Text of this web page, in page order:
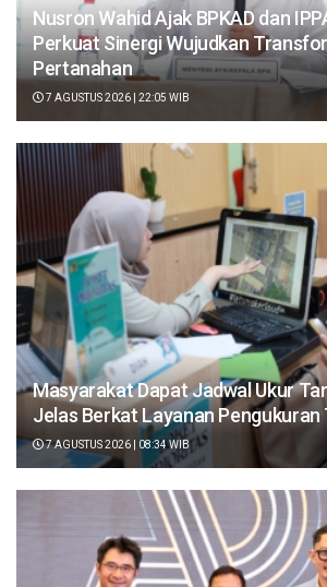
Nusron Wahid Ajak BPKAD dan
Perkuat Sinergi Wujudkan
Pertanahan
7 AGUSTUS 2026 | 22:05 WIB
Masyarakat Dapat Jadwal Ukur
Jelas Berkat Layanan Pengukuran
7 AGUSTUS 2026 | 08:34 WIB